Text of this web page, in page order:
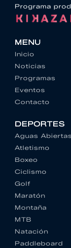
Programa
MENU
Inicio
Noticias
Programas
Eventos
Contacto
DEPORTES
Aguas Abiertas
Atletismo
Boxeo
Ciclismo
Golf
Maratón
Montaña
MTB
Natación
Paddleboard